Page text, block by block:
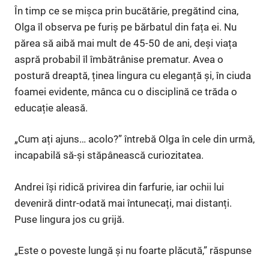
În timp ce se mișca prin bucătărie, pregătind cina,
Olga îl observa pe furiș pe bărbatul din fața ei. Nu
părea să aibă mai mult de 45-50 de ani, deși viața
aspră probabil îl îmbătrânise prematur. Avea o
postură dreaptă, ținea lingura cu eleganță și, în ciuda
foamei evidente, mânca cu o disciplină ce trăda o
educație aleasă.
„Cum ați ajuns… acolo?” întrebă Olga în cele din urmă,
incapabilă să-și stăpânească curiozitatea.
Andrei își ridică privirea din farfurie, iar ochii lui
deveniră dintr-odată mai întunecați, mai distanți.
Puse lingura jos cu grijă.
„Este o poveste lungă și nu foarte plăcută,” răspunse